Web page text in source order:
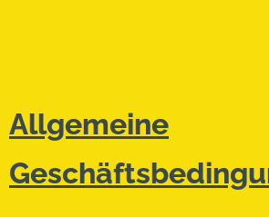
Allgemeine